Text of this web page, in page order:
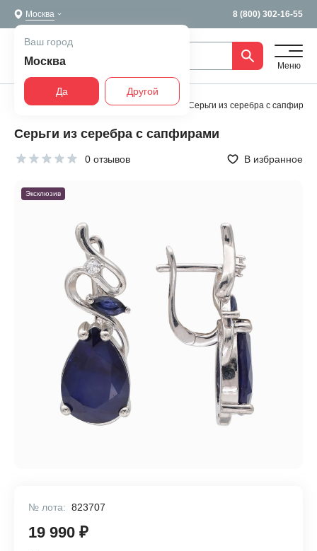
Москва 8 (800) 302-16-55
Ваш город
Москва
Да Другой
Меню
Главная Все украшения Серьги Серьги из серебра с
Серьги из серебра с сапфирами
0 отзывов В избранное
Эксклюзив
№ лота: 823707
19 990 ₽